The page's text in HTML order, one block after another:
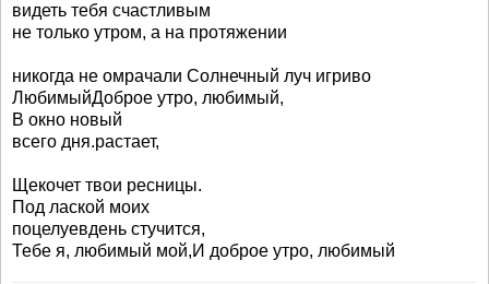
видеть тебя счастливым
не только утром, а на протяжении
никогда не омрачали Солнечный луч игриво
ЛюбимыйДоброе утро, любимый,
В окно новый
всего дня.растает,
Щекочет твои ресницы.
Под лаской моих
поцелуевдень стучится,
Тебе я, любимый мой,И доброе утро, любимый